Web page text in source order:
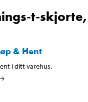
t-
& Hent
i ditt varehus.